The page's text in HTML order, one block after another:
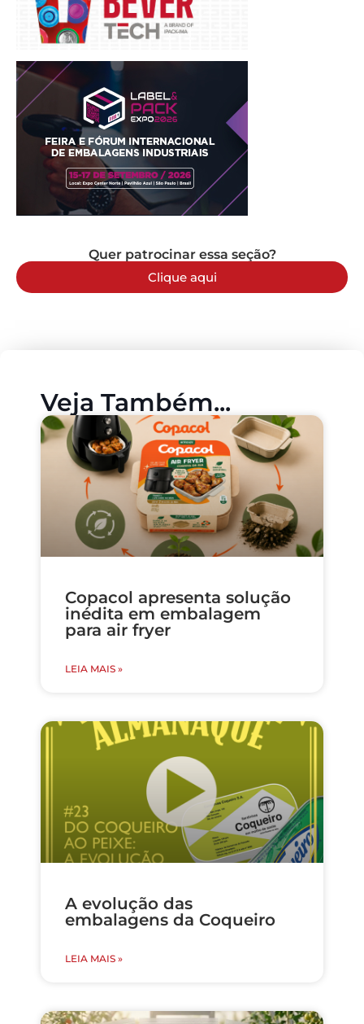
Quer patrocinar essa seção?
Clique aqui
Veja Também...
Copacol apresenta solução
inédita em embalagem
para air fryer
LEIA MAIS »
A evolução das
embalagens da Coqueiro
LEIA MAIS »